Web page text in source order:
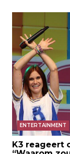
ENTERTAINMENT
K3 reageert